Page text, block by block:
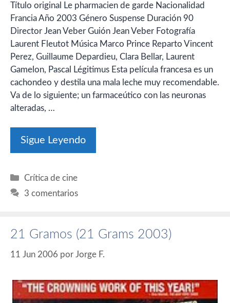
Título original Le pharmacien de garde Nacionalidad
Francia Año 2003 Género Suspense Duración 90
Director Jean Veber Guión Jean Veber Fotografía
Laurent Fleutot Música Marco Prince Reparto Vincent
Perez, Guillaume Depardieu, Clara Bellar, Laurent
Gamelon, Pascal Légitimus Esta película francesa es un
cachondeo y destila una mala leche muy recomendable.
Va de lo siguiente; un farmaceútico con las neuronas
alteradas, …
Sigue Leyendo
Categorías
Crítica de cine
3 comentarios
21 Gramos (21 Grams 2003)
11 Jun 2006 por Jorge F.